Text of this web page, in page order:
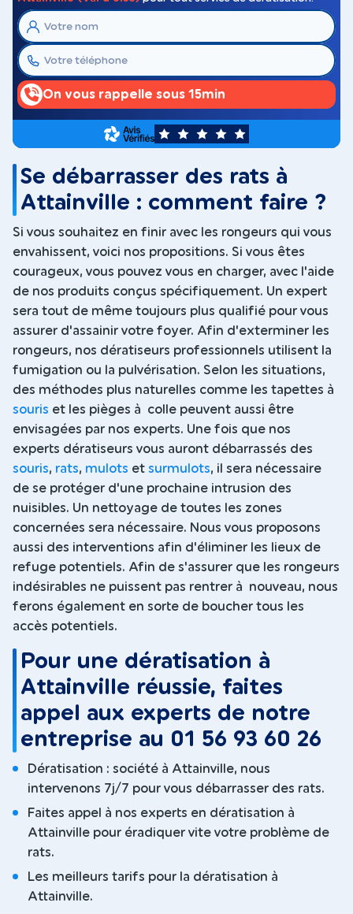
On vous rappelle sous 15min
5
Se débarrasser des rats à
Attainville : comment faire ?
Si vous souhaitez en finir avec les rongeurs qui vous
envahissent, voici nos propositions. Si vous êtes
courageux, vous pouvez vous en charger, avec l'aide
de nos produits conçus spécifiquement. Un expert
sera tout de même toujours plus qualifié pour vous
assurer d'assainir votre foyer. Afin d'exterminer les
rongeurs, nos dératiseurs professionnels utilisent la
fumigation ou la pulvérisation. Selon les situations,
des méthodes plus naturelles comme les tapettes à
souris et les pièges à colle peuvent aussi être
envisagées par nos experts. Une fois que nos
experts dératiseurs vous auront débarrassés des
souris, rats, mulots et surmulots, il sera nécessaire
de se protéger d'une prochaine intrusion des
nuisibles. Un nettoyage de toutes les zones
concernées sera nécessaire. Nous vous proposons
aussi des interventions afin d'éliminer les lieux de
refuge potentiels. Afin de s'assurer que les rongeurs
indésirables ne puissent pas rentrer à nouveau, nous
ferons également en sorte de boucher tous les
accès potentiels.
Pour une dératisation à
Attainville réussie, faites
appel aux experts de notre
entreprise au 01 56 93 60 26
Dératisation : société à Attainville, nous
intervenons 7j/7 pour vous débarrasser des rats.
Faites appel à nos experts en dératisation à
Attainville pour éradiquer vite votre problème de
rats.
Les meilleurs tarifs pour la dératisation à
Attainville.